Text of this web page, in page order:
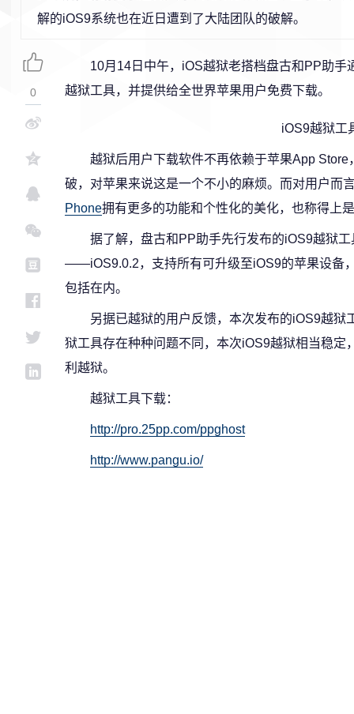
解的iOS9系统也在近日遭到了大陆团队的破解。
10月14日中午，iOS越狱老搭档盘古和PP助
越狱工具，并提供给全世界苹果用户免费下载。
iOS9越狱工
越狱后用户下载软件不再依赖于苹果App
破，对苹果来说这是一个不小的麻烦。而对用户而
Phone拥有更多的功能和个性化的美化，也称得上是
据了解，盘古和PP助手先行发布的iOS9越狱
——iOS9.0.2，支持所有可升级至iOS9的苹果设备
包括在内。
另据已越狱的用户反馈，本次发布的iOS9越狱
狱工具存在种种问题不同，本次iOS9越狱相当稳定
利越狱。
越狱工具下载：
http://pro.25pp.com/ppghost
http://www.pangu.io/
0